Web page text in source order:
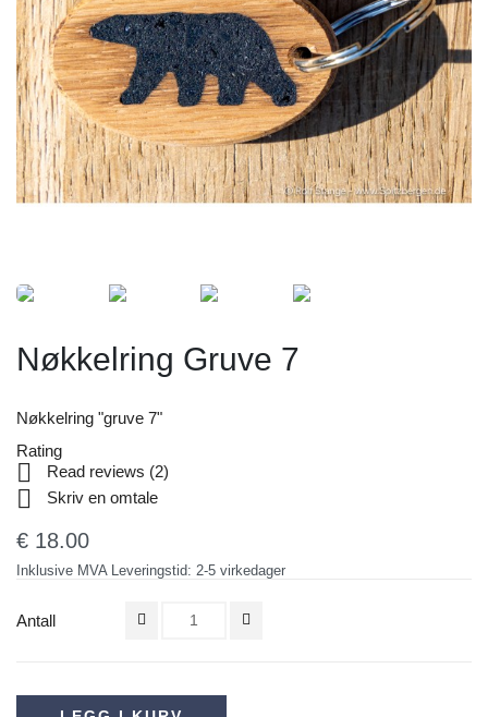
Nøkkelring Gruve 7
Nøkkelring "gruve 7"
Rating
 Read reviews (2)
 Skriv en omtale
€ 18.00
Inklusive MVA Leveringstid: 2-5 virkedager
Antall